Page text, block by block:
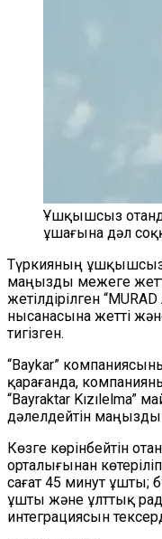
Ұшқышсыз
ұшағына дәл
Түркияның ұшқышсыз
маңызды межеге
жетілдірілген
нысанасына жетті
тигізген.
“Baykar”
қарағанда,
“Bayraktar Kızılelma”
дәлелдейтін маңызды
Көзге көрінбейтін
орталығынан
сағат 45 минут ұшты;
ұшты және ұлттық
интеграциясын